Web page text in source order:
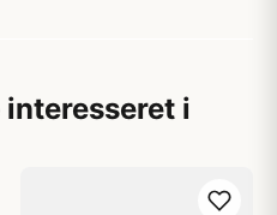
interesseret i